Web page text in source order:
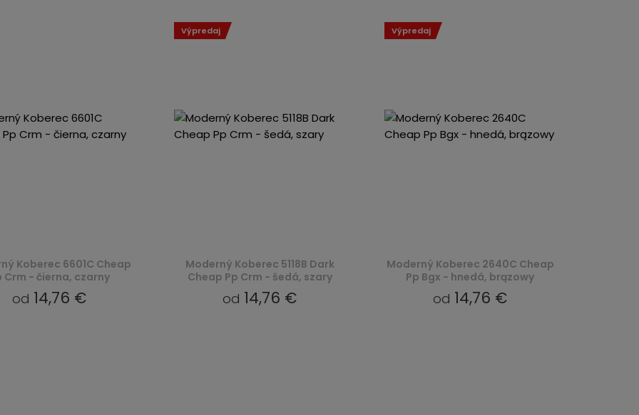
Koberec 6601C Cheap
Crm - čierna, czarny
od 14,76 €
Moderný Koberec 5118B Dark
Cheap Pp Crm - šedá, szary
od 14,76 €
Výpredaj
Moderný Koberec 2640C Cheap
Pp Bgx - hnedá, brązowy
od 14,76 €
Výpredaj